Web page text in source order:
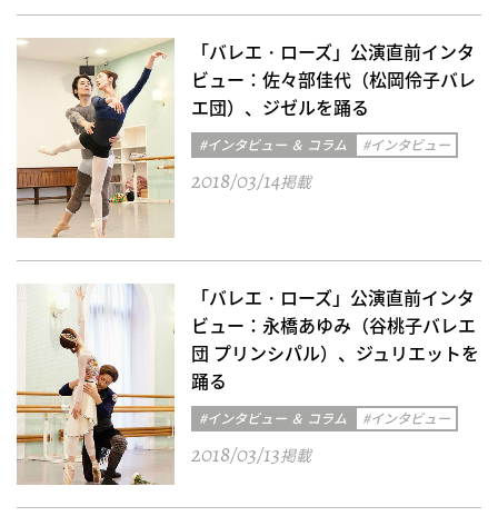
「バレエ・ローズ」公演直前インタ
ビュー：佐々部佳代（松岡伶子バレ
エ団）、ジゼルを踊る
#インタビュー ＆ コラム #インタビュー
2018/03/14掲載
「バレエ・ローズ」公演直前インタ
ビュー：永橋あゆみ（谷桃子バレエ
団 プリンシパル）、ジュリエットを
踊る
#インタビュー ＆ コラム #インタビュー
2018/03/13掲載